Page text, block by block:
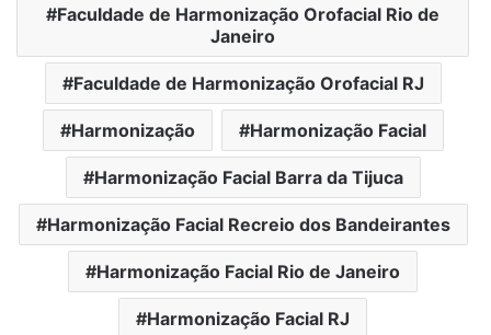
Faculdade de Harmonização Orofacial Rio de
Janeiro
Faculdade de Harmonização Orofacial RJ
Harmonização Harmonização Facial
Harmonização Facial Barra da Tijuca
Harmonização Facial Recreio dos Bandeirantes
Harmonização Facial Rio de Janeiro
Harmonização Facial RJ